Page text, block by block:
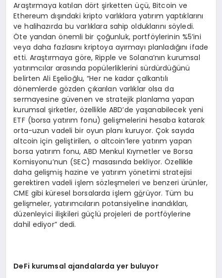
Araştırmaya katılan dört şirketten üçü, Bitcoin ve
Ethereum dışındaki kripto varlıklara yatırım yaptıklarını
ve halihazırda bu varlıklara sahip olduklarını söyledi.
Öte yandan önemli bir çoğunluk, portföylerinin %5’ini
veya daha fazlasını kriptoya ayırmayı planladığını ifade
etti. Araştırmaya göre, Ripple ve Solana’nın kurumsal
yatırımcılar arasında popülerliklerini sürdürdüğünü
belirten Ali Eşelioğlu, “Her ne kadar çalkantılı
dönemlerde gözden çıkarılan varlıklar olsa da
sermayesine güvenen ve stratejik planlama yapan
kurumsal şirketler, özellikle ABD’de yaşanabilecek yeni
ETF (borsa yatırım fonu) gelişmelerini hesaba katarak
orta-uzun vadeli bir oyun planı kuruyor. Çok sayıda
altcoin için geliştirilen, o altcoin’lere yatırım yapan
borsa yatırım fonu, ABD Menkul Kıymetler ve Borsa
Komisyonu’nun (SEC) masasında bekliyor. Özellikle
daha gelişmiş hazine ve yatırım yönetimi stratejisi
gerektiren vadeli işlem sözleşmeleri ve benzeri ürünler,
CME gibi küresel borsalarda işlem görüyor. Tüm bu
gelişmeler, yatırımcıların potansiyeline inandıkları,
düzenleyici ilişkileri güçlü projeleri de portföylerine
dahil ediyor” dedi.
DeFi kurumsal ajandalarda yer buluyor